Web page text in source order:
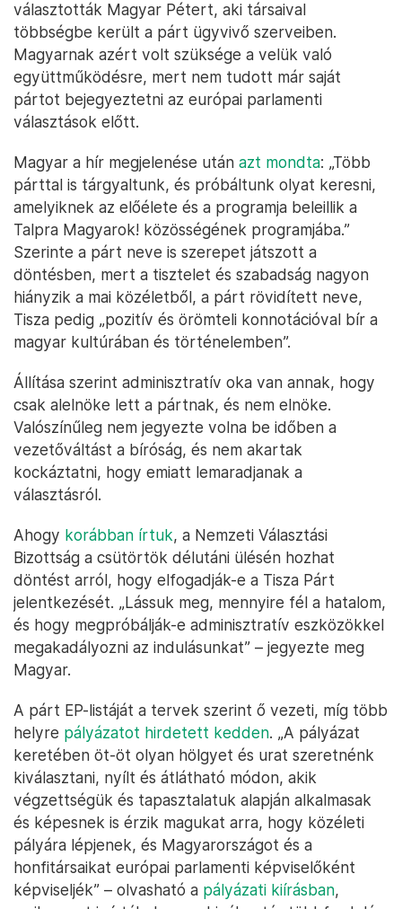
választották Magyar Pétert, aki társaival
többségbe került a párt ügyvivő szerveiben.
Magyarnak azért volt szüksége a velük való
együttműködésre, mert nem tudott már saját
pártot bejegyeztetni az európai parlamenti
választások előtt.
Magyar a hír megjelenése után azt mondta: „Több
párttal is tárgyaltunk, és próbáltunk olyat keresni,
amelyiknek az előélete és a programja beleillik a
Talpra Magyarok! közösségének programjába.”
Szerinte a párt neve is szerepet játszott a
döntésben, mert a tisztelet és szabadság nagyon
hiányzik a mai közéletből, a párt rövidített neve,
Tisza pedig „pozitív és örömteli konnotációval bír a
magyar kultúrában és történelemben”.
Állítása szerint adminisztratív oka van annak, hogy
csak alelnöke lett a pártnak, és nem elnöke.
Valószínűleg nem jegyezte volna be időben a
vezetőváltást a bíróság, és nem akartak
kockáztatni, hogy emiatt lemaradjanak a
választásról.
Ahogy korábban írtuk, a Nemzeti Választási
Bizottság a csütörtök délutáni ülésén hozhat
döntést arról, hogy elfogadják-e a Tisza Párt
jelentkezését. „Lássuk meg, mennyire fél a hatalom,
és hogy megpróbálják-e adminisztratív eszközökkel
megakadályozni az indulásunkat” – jegyezte meg
Magyar.
A párt EP-listáját a tervek szerint ő vezeti, míg több
helyre pályázatot hirdetett kedden. „A pályázat
keretében öt-öt olyan hölgyet és urat szeretnénk
kiválasztani, nyílt és átlátható módon, akik
végzettségük és tapasztalatuk alapján alkalmasak
és képesnek is érzik magukat arra, hogy közéleti
pályára lépjenek, és Magyarországot és a
honfitársaikat európai parlamenti képviselőként
képviseljék” – olvasható a pályázati kiírásban,